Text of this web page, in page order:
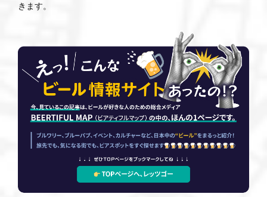
きます。